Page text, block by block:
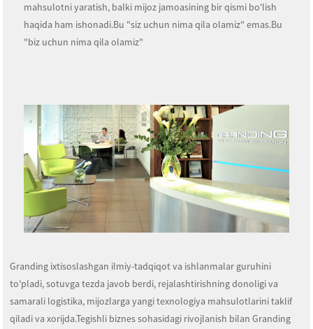
mahsulotni yaratish, balki mijoz jamoasining bir qismi bo'lish
haqida ham ishonadi.Bu "siz uchun nima qila olamiz" emas.Bu
"biz uchun nima qila olamiz"
Granding ixtisoslashgan ilmiy-tadqiqot va ishlanmalar guruhini
to'pladi, sotuvga tezda javob berdi, rejalashtirishning donoligi va
samarali logistika, mijozlarga yangi texnologiya mahsulotlarini taklif
qiladi va xorijda.Tegishli biznes sohasidagi rivojlanish bilan Granding